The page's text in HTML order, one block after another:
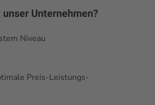
Unternehmen?
Niveau
Preis-Leistungs-